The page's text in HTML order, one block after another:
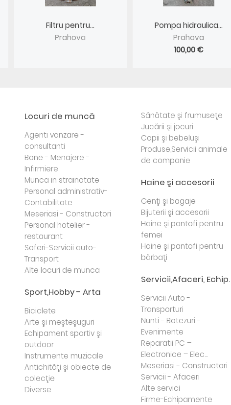
Filtru pentru...
Prahova
Pompa hidraulica...
Prahova
100,00 €
Locuri de muncă
Agenti vanzare -
consultanti
Bone - Menajere -
Infirmiere
Munca in strainatate
Personal administrativ-
Contabilitate
Meseriasi - Constructori
Personal hotelier -
restaurant
Soferi-Servicii auto-
Transport
Alte locuri de munca
Sport,Hobby - Arta
Biciclete
Arte şi meşteşuguri
Echipament sportiv şi
outdoor
Instrumente muzicale
Antichităţi şi obiecte de
colecţie
Diverse
Sănătate şi frumuseţe
Jucării şi jocuri
Copii şi bebeluşi
Produse,Servicii animale
de companie
Haine şi accesorii
Genţi şi bagaje
Bijuterii şi accesorii
Haine şi pantofi pentru
femei
Haine şi pantofi pentru
bărbaţi
Servicii,Afaceri, Echip.
Servicii Auto -
Transporturi
Nunti - Botezuri -
Evenimente
Reparatii PC –
Electronice – Elec...
Meseriasi - Constructori
Servicii - Afaceri
Alte servici
Firme-Echipamente